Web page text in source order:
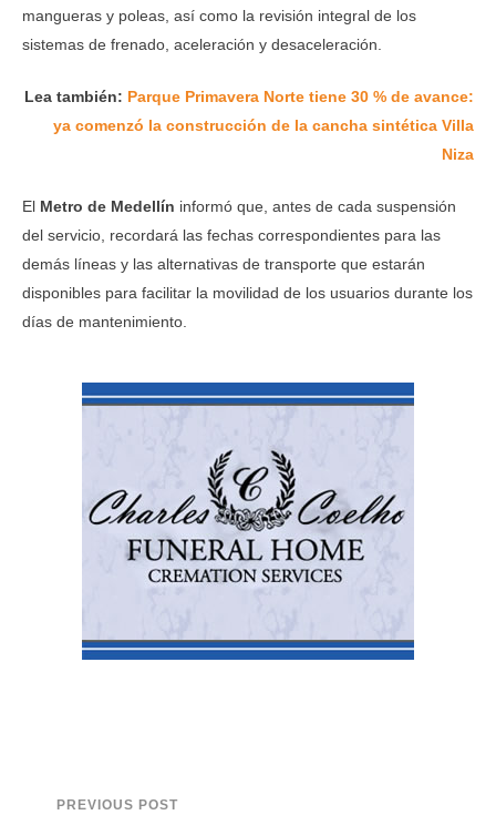
mangueras y poleas, así como la revisión integral de los
sistemas de frenado, aceleración y desaceleración.
Lea también: Parque Primavera Norte tiene 30 % de avance:
ya comenzó la construcción de la cancha sintética Villa
Niza
El Metro de Medellín informó que, antes de cada suspensión
del servicio, recordará las fechas correspondientes para las
demás líneas y las alternativas de transporte que estarán
disponibles para facilitar la movilidad de los usuarios durante los
días de mantenimiento.
PREVIOUS POST